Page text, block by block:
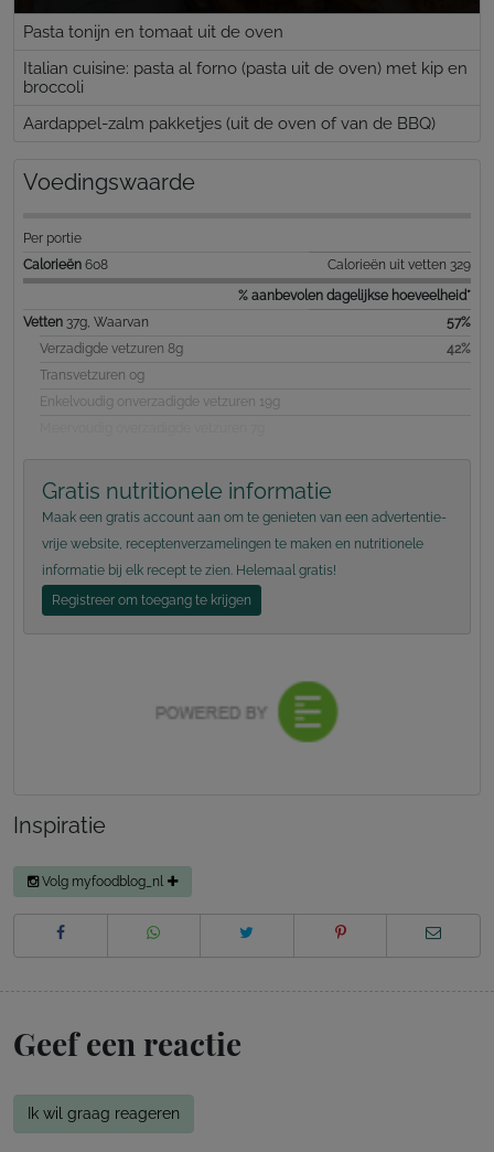
Pasta tonijn en tomaat uit de oven
Italian cuisine: pasta al forno (pasta uit de oven) met kip en
broccoli
Aardappel-zalm pakketjes (uit de oven of van de BBQ)
Voedingswaarde
Per portie
Calorieën 608
Calorieën uit vetten 329
% aanbevolen dagelijkse hoeveelheid*
Vetten 37g, Waarvan
57%
Verzadigde vetzuren 8g
42%
Transvetzuren 0g
Enkelvoudig onverzadigde vetzuren 19g
Gratis nutritionele informatie
Maak een gratis account aan om te genieten van een advertentie-
vrije website, receptenverzamelingen te maken en nutritionele
informatie bij elk recept te zien. Helemaal gratis!
Registreer om toegang te krijgen
Inspiratie
Volg myfoodblog_nl
Geef een reactie
Ik wil graag reageren